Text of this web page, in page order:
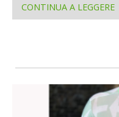
CONTINUA A LEGGERE